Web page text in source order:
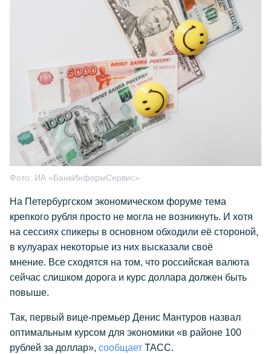
Фото: ИА «БанкИнформСервис»
На Петербургском экономическом форуме тема
крепкого рубля просто не могла не возникнуть. И хотя
на сессиях спикеры в основном обходили её стороной,
в кулуарах некоторые из них высказали своё
мнение. Все сходятся на том, что российская валюта
сейчас слишком дорога и курс доллара должен быть
повыше.
Так, первый вице-премьер Денис Мантуров назвал
оптимальным курсом для экономики «в районе 100
рублей за доллар», сообщает ТАСС.